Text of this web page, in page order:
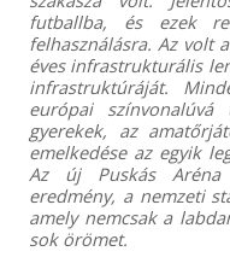
futballba, és ezek
felhasználásra. Az volt
éves infrastrukturális
infrastruktúráját.
európai
gyerekek, az
emelkedése az egyik
Az új Puskás Aréna
eredmény, a nemzeti
amely nemcsak a
sok örömet.